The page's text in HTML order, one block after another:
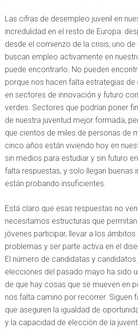
Las cifras de desempleo juvenil en
incredulidad en el resto de Europa:
desde el comienzo de la crisis, uno
buscan empleo activamente en
puede encontrarlo. No pueden
porque nos hacen falta estrategias
en sectores de innovación y futuro
verdes. Sectores que podrían poner
de nuestra juventud mejor formada,
que cientos de miles de personas de
cinco años están viviendo hoy en
sin medios para estudiar y sin futuro
falta respuestas, y solo llegan buenas
están probando insuficientes.
Está claro que esas respuestas no
necesitamos estructuras que
jóvenes participar, llevar a los
problemas y ser parte activa en el
El número de candidatas y candidatos
elecciones del pasado mayo ha sido
de que hay cosas que se mueven en
nos falta camino por recorrer. Siguen
que aseguren la igualdad de
y la capacidad de elección de la